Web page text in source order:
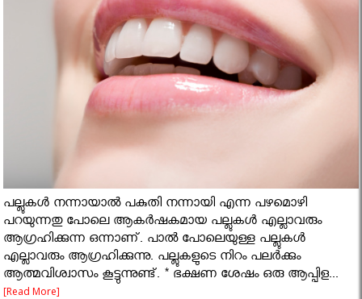
പല്ലുകള്‍ നന്നായാല്‍ പകുതി നന്നായി എന്ന പഴമൊഴി
പറയുന്നതു പോലെ ആകര്‍ഷകമായ പല്ലുകള്‍ എല്ലാവരും
ആഗ്രഹിക്കുന്ന ഒന്നാണ്. പാല്‍ പോലെയുള്ള പല്ലുകള്‍
എല്ലാവരും ആഗ്രഹിക്കുന്നു. പല്ലുകളുടെ നിറം പലര്‍ക്കും
ആത്മവിശ്വാസം കൂട്ടുന്നുണ്ട്. * ഭക്ഷണ ശേഷം ഒരു ആപ്പിള...
[Read More]